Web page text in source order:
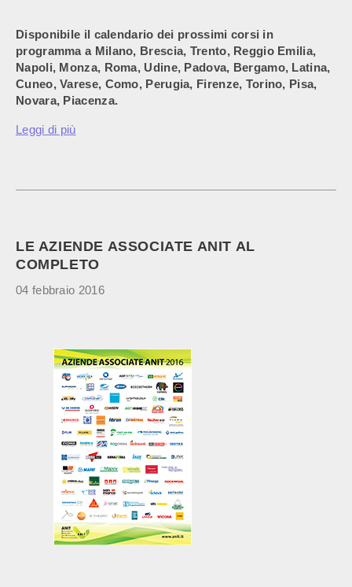
Disponibile il calendario dei prossimi corsi in
programma a Milano, Brescia, Trento, Reggio Emilia,
Napoli, Monza, Roma, Udine, Padova, Bergamo, Latina,
Cuneo, Varese, Como, Perugia, Firenze, Torino, Pisa,
Novara, Piacenza.
Leggi di più
LE AZIENDE ASSOCIATE ANIT AL
COMPLETO
04 febbraio 2016